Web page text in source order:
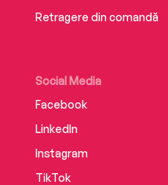
Retragere din comandă
Social Media
Facebook
LinkedIn
Instagram
TikTok